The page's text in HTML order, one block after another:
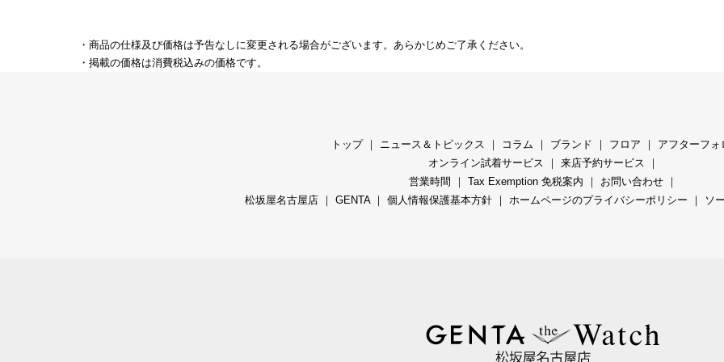
・商品の仕様及び価格は予告なしに変更される場合がございます。あらかじめご了承ください。
・掲載の価格は消費税込みの価格です。
トップ｜ ニュース＆トピックス ｜ コラ ム ｜ ブランド ｜ フロア ｜ アフターフォ
オンライン試着サービス ｜ 来店予約サービス ｜
営業時間 ｜ Tax Exemption 免税案内 ｜ お問い合わせ ｜
松坂屋名古屋店 ｜ GENTA｜ 個人情報保護基本方針 ｜ ホームページのプライバシーポリシー ｜ ソ